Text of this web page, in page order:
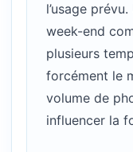
l’usage
week-end
plusieurs
forcément le
volume de
influencer la